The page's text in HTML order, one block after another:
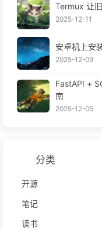
Termux 让
2025-12-11
安卓机上安
2025-12-09
FastAPI +
南
2025-12-05
分类
开源
笔记
读书